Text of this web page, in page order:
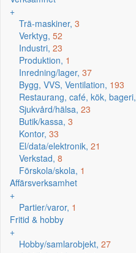
+
Trä-maskiner, 3
Verktyg, 52
Industri, 23
Produktion, 1
Inredning/lager, 37
Bygg, VVS, Ventilation, 193
Restaurang, café, kök, bageri,
Sjukvård/hälsa, 23
Butik/kassa, 3
Kontor, 33
El/data/elektronik, 21
Verkstad, 8
Förskola/skola, 1
Affärsverksamhet
+
Partier/varor, 1
Fritid & hobby
+
Hobby/samlarobjekt, 27